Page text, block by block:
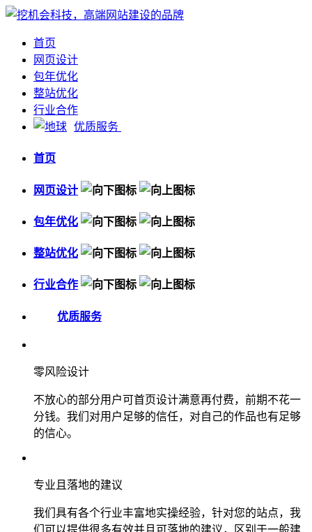
首页
网页设计
包年优化
整站优化
行业合作
优质服务
首页
网页设计
包年优化
整站优化
行业合作
优质服务
零风险设计
不放心的部分用户可首页设计满意再付费，前期不花一
分钱。我们对用户足够的信任，对自己的作品也有足够
的信心。
专业且落地的建议
我们具有各个行业丰富地实操经验，针对您的站点，我
们可以提供很多有效并且可落地的建议，区别于一般建